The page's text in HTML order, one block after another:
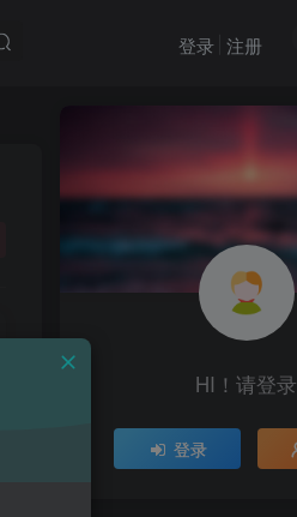
登录 注册
HI！请登录
登录
HI！请登录
登录